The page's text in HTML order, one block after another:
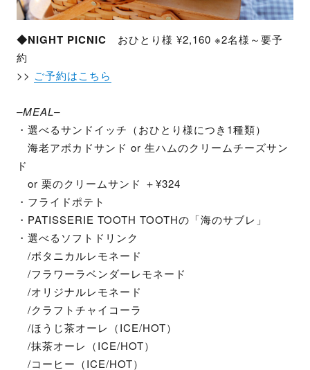
◆NIGHT PICNIC おひとり様 ¥2,160 ※2名様～要予
約
>> ご予約はこちら
–MEAL–
・選べるサンドイッチ（おひとり様につき1種類）
海老アボカドサンド or 生ハムのクリームチーズサン
ド
or 栗のクリームサンド ＋¥324
・フライドポテト
・PATISSERIE TOOTH TOOTHの「海のサブレ」
・選べるソフトドリンク
/ボタニカルレモネード
/フラワーラベンダーレモネード
/オリジナルレモネード
/クラフトチャイコーラ
/ほうじ茶オーレ（ICE/HOT）
/抹茶オーレ（ICE/HOT）
/コーヒー（ICE/HOT）